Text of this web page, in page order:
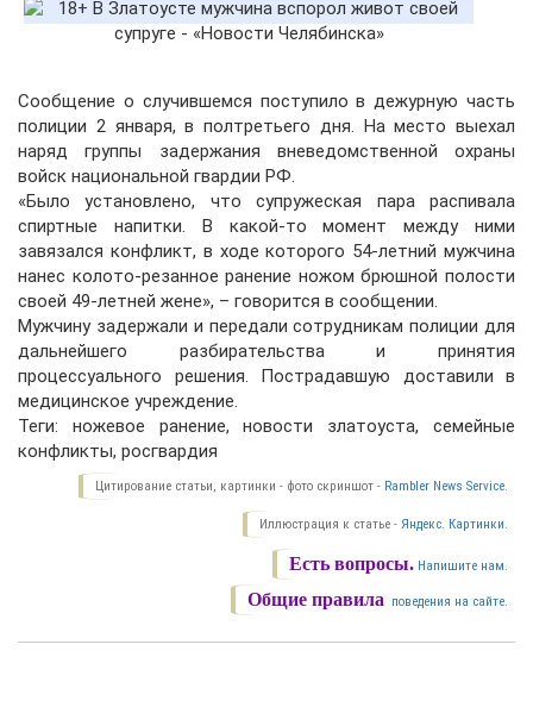
Сообщение о случившемся поступило в дежурную часть
полиции 2 января, в полтретьего дня. На место выехал
наряд группы задержания вневедомственной охраны
войск национальной гвардии РФ.
«Было установлено, что супружеская пара распивала
спиртные напитки. В какой-то момент между ними
завязался конфликт, в ходе которого 54-летний мужчина
нанес колото-резанное ранение ножом брюшной полости
своей 49-летней жене», – говорится в сообщении.
Мужчину задержали и передали сотрудникам полиции для
дальнейшего разбирательства и принятия
процессуального решения. Пострадавшую доставили в
медицинское учреждение.
Теги: ножевое ранение, новости златоуста, семейные
конфликты, росгвардия
Цитирование статьи, картинки - фото скриншот - Rambler News Service.
Иллюстрация к статье - Яндекс. Картинки.
Есть вопросы. Напишите нам.
Общие правила поведения на сайте.